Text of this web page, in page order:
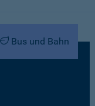
Bus und Bahn